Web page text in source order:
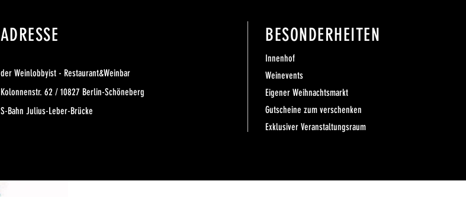
ADRESSE
der Weinlobbyist - Restaurant&Weinbar
Kolonnenstr. 62 / 10827 Berlin-Schöneberg
S-Bahn Julius-Leber-Brücke
BESONDERHEITEN
Innenhof
Weinevents
Eigener Weihnachtsmarkt
Gutscheine zum verschenken
Exklusiver Veranstaltungsraum